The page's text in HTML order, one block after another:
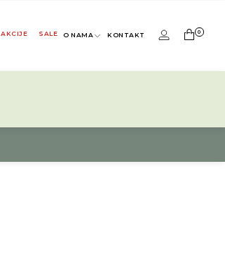
AKCIJE SALE O NAMA KONTAKT 0